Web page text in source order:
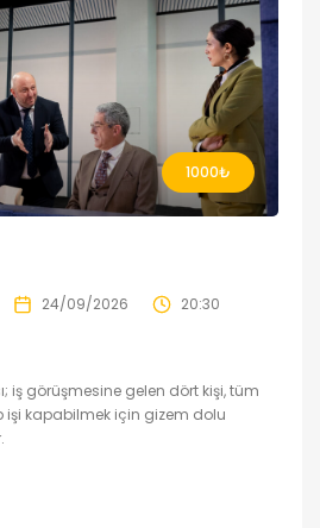
1000₺
24/09/2026 20:30
iş görüşmesine gelen dört kişi, tüm
işi kapabilmek için gizem dolu